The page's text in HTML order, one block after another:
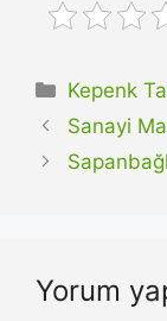
Kepenk
Sanayi
Yorum